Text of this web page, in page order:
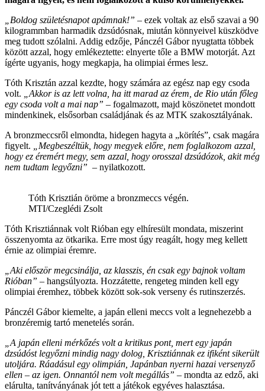
„Boldog születésnapot apámnak!” – ezek voltak az első szavai a 90
kilogrammban harmadik dzsúdósnak, miután könnyeivel küszködve
meg tudott szólalni. Addig edzője, Pánczél Gábor nyugtatta többek
között azzal, hogy emlékeztette: elnyerte tőle a BMW motorját. Azt
ígérte ugyanis, hogy megkapja, ha olimpiai érmes lesz.
Tóth Krisztán azzal kezdte, hogy számára az egész nap egy csoda
volt.
„Akkor is az lett volna, ha itt marad az érem, de Rio után főleg
egy csoda volt a mai nap” – fogalmazott, majd köszönetet mondott
mindenkinek, elsősorban családjának és az MTK szakosztályának.
A bronzmeccsről elmondta, hidegen hagyta a „körítés”, csak magára
figyelt.
„Megbeszéltük, hogy megyek előre, nem foglalkozom azzal,
hogy ez éremért megy, sem azzal, hogy orosszal dzsúdózok, akit még
nem tudtam legyőzni” – nyilatkozott.
Tóth Krisztián öröme a bronzmeccs végén.
MTI/Czeglédi Zsolt
Tóth Krisztiánnak volt Rióban egy elhíresült mondata, miszerint
összenyomta az ötkarika. Erre most úgy reagált, hogy meg kellett
érnie az olimpiai éremre.
„Aki először megcsinálja, az klasszis, én csak egy bajnok voltam
Rióban” – hangsúlyozta. Hozzátette, rengeteg minden kell egy
olimpiai éremhez, többek között sok-sok verseny és rutinszerzés.
Pánczél Gábor kiemelte, a japán elleni meccs volt a legnehezebb a
bronzéremig tartó menetelés során.
„A japán elleni mérkőzés volt a kritikus pont, mert egy japán
dzsúdóst legyőzni mindig nagy dolog, Krisztiánnak ez ifiként sikerült
utoljára. Ráadásul egy olimpián, Japánban nyerni hazai versenyző
ellen – az igen. Onnantól nem volt megállás” – mondta az edző, aki
elárulta, tanítványának jót tett a játékok egyéves halasztása.